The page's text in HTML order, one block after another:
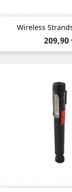
Wireless
Preis
209,90
